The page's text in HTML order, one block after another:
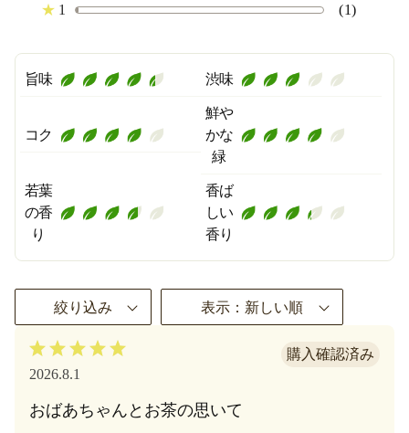
★ 1 (1)
旨味 渋味
コク
鮮や
かな
緑
若葉
の香
り
香ば
しい
香り
絞り込み 表示：新しい順
2026.8.1
おばあちゃんとお茶の思いて